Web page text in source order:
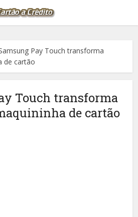
Pay Touch transforma
de cartão
Touch transforma
de cartão